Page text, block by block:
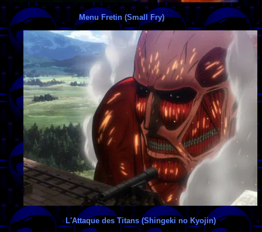
Menu Fretin (Small Fry)
L'Attaque des Titans (Shingeki no Kyojin)